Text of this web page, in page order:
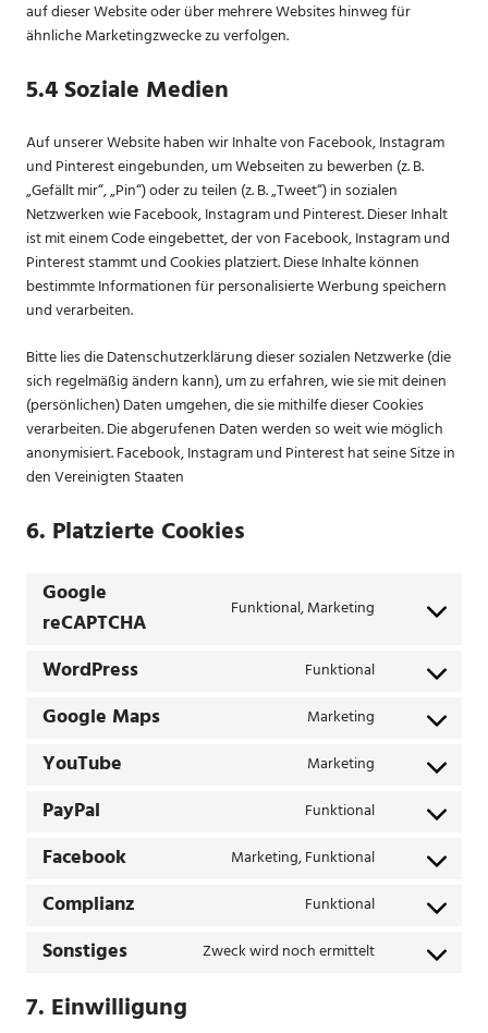
auf dieser Website oder über mehrere Websites hinweg für
ähnliche Marketingzwecke zu verfolgen.
5.4 Soziale Medien
Auf unserer Website haben wir Inhalte von Facebook, Instagram
und Pinterest eingebunden, um Webseiten zu bewerben (z. B.
„Gefällt mir“, „Pin“) oder zu teilen (z. B. „Tweet“) in sozialen
Netzwerken wie Facebook, Instagram und Pinterest. Dieser Inhalt
ist mit einem Code eingebettet, der von Facebook, Instagram und
Pinterest stammt und Cookies platziert. Diese Inhalte können
bestimmte Informationen für personalisierte Werbung speichern
und verarbeiten.
Bitte lies die Datenschutzerklärung dieser sozialen Netzwerke (die
sich regelmäßig ändern kann), um zu erfahren, wie sie mit deinen
(persönlichen) Daten umgehen, die sie mithilfe dieser Cookies
verarbeiten. Die abgerufenen Daten werden so weit wie möglich
anonymisiert. Facebook, Instagram und Pinterest hat seine Sitze in
den Vereinigten Staaten
6. Platzierte Cookies
Google
reCAPTCHA
Funktional, Marketing
Consent
service
recaptcha
WordPress Funktional
Consent
service
Google Maps Marketing
Consent
service
YouTube Marketing
Consent
service
PayPal Funktional
Consent
service
Facebook Marketing, Funktional
Consent
service
Complianz Funktional
Consent
service
Sonstiges Zweck wird noch ermittelt
Consent
7. Einwilligung